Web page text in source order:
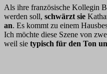
Als ihre französische Kollegin
werden soll, schwärzt sie
an. Es kommt zu einem
Ich möchte diese Szene von
weil sie typisch für den Ton